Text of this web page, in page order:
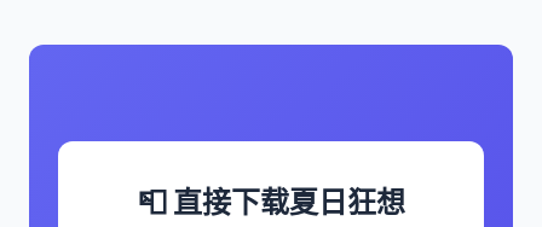
📮 直接下载夏日狂想